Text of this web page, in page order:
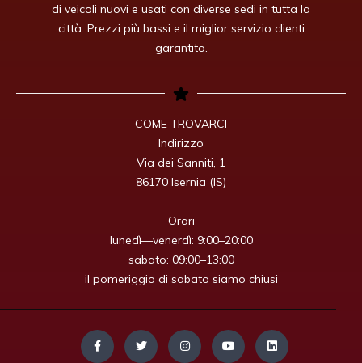
di veicoli nuovi e usati con diverse sedi in tutta la
città. Prezzi più bassi e il miglior servizio clienti
garantito.
COME TROVARCI
Indirizzo
Via dei Sanniti, 1
86170 Isernia (IS)
Orari
lunedì—venerdì: 9:00–20:00
sabato: 09:00–13:00
il pomeriggio di sabato siamo chiusi